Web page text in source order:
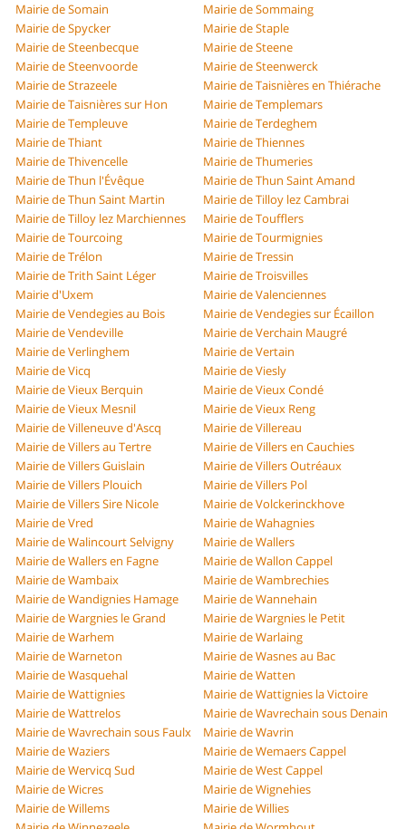
Mairie de Somain
Mairie de Sommaing
Mairie de Spycker
Mairie de Staple
Mairie de Steenbecque
Mairie de Steene
Mairie de Steenvoorde
Mairie de Steenwerck
Mairie de Strazeele
Mairie de Taisnières en Thiérache
Mairie de Taisnières sur Hon
Mairie de Templemars
Mairie de Templeuve
Mairie de Terdeghem
Mairie de Thiant
Mairie de Thiennes
Mairie de Thivencelle
Mairie de Thumeries
Mairie de Thun l'Évêque
Mairie de Thun Saint Amand
Mairie de Thun Saint Martin
Mairie de Tilloy lez Cambrai
Mairie de Tilloy lez Marchiennes
Mairie de Toufflers
Mairie de Tourcoing
Mairie de Tourmignies
Mairie de Trélon
Mairie de Tressin
Mairie de Trith Saint Léger
Mairie de Troisvilles
Mairie d'Uxem
Mairie de Valenciennes
Mairie de Vendegies au Bois
Mairie de Vendegies sur Écaillon
Mairie de Vendeville
Mairie de Verchain Maugré
Mairie de Verlinghem
Mairie de Vertain
Mairie de Vicq
Mairie de Viesly
Mairie de Vieux Berquin
Mairie de Vieux Condé
Mairie de Vieux Mesnil
Mairie de Vieux Reng
Mairie de Villeneuve d'Ascq
Mairie de Villereau
Mairie de Villers au Tertre
Mairie de Villers en Cauchies
Mairie de Villers Guislain
Mairie de Villers Outréaux
Mairie de Villers Plouich
Mairie de Villers Pol
Mairie de Villers Sire Nicole
Mairie de Volckerinckhove
Mairie de Vred
Mairie de Wahagnies
Mairie de Walincourt Selvigny
Mairie de Wallers
Mairie de Wallers en Fagne
Mairie de Wallon Cappel
Mairie de Wambaix
Mairie de Wambrechies
Mairie de Wandignies Hamage
Mairie de Wannehain
Mairie de Wargnies le Grand
Mairie de Wargnies le Petit
Mairie de Warhem
Mairie de Warlaing
Mairie de Warneton
Mairie de Wasnes au Bac
Mairie de Wasquehal
Mairie de Watten
Mairie de Wattignies
Mairie de Wattignies la Victoire
Mairie de Wattrelos
Mairie de Wavrechain sous Denain
Mairie de Wavrechain sous Faulx
Mairie de Wavrin
Mairie de Waziers
Mairie de Wemaers Cappel
Mairie de Wervicq Sud
Mairie de West Cappel
Mairie de Wicres
Mairie de Wignehies
Mairie de Willems
Mairie de Willies